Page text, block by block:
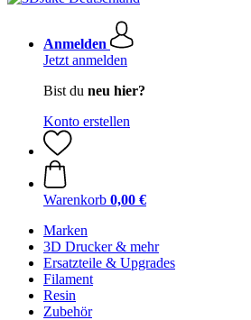
Anmelden
Jetzt anmelden
Bist du neu hier?
Konto erstellen
Warenkorb 0,00 €
Marken
3D Drucker & mehr
Ersatzteile & Upgrades
Filament
Resin
Zubehör